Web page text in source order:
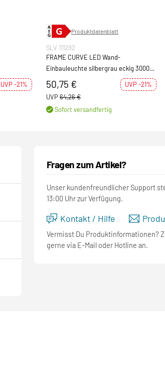
UVP -21%
Produktdatenblatt
SLV 111292
FRAME CURVE LED Wand-
Einbauleuchte silbergrau eckig 3000K
350mA
50,75 €
UVP -21%
UVP 64,26 €
Sofort versandfertig
Fragen zum Artikel?
Unser kundenfreundlicher Support
13:00 Uhr zur Verfügung.
Kontakt / Hilfe
Vermisst Du Produktinformationen?
gerne via E-Mail oder Hotline an.